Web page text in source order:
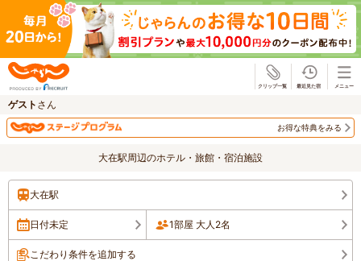
ゲスト さん
お得な特典をみる
大在駅周辺のホテル・旅館・宿泊施設
大在駅
日付未定 1部屋 大人2名
こだわり条件を追加する